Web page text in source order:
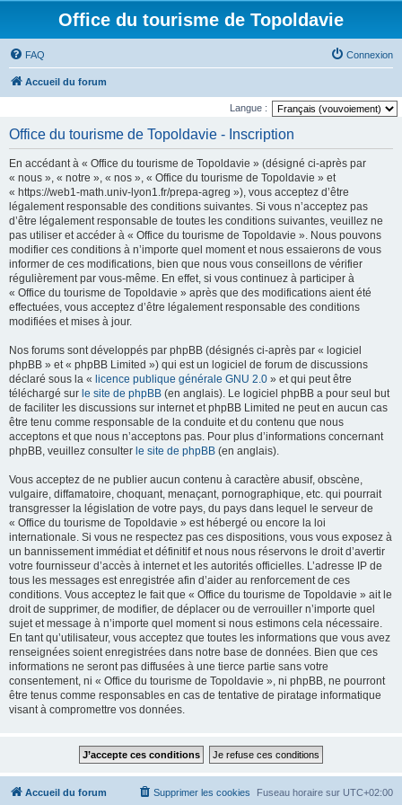
Office du tourisme de Topoldavie
FAQ Connexion
Accueil du forum
Langue :
Office du tourisme de Topoldavie - Inscription
En accédant à « Office du tourisme de Topoldavie » (désigné ci-après par
« nous », « notre », « nos », « Office du tourisme de Topoldavie » et
« https://web1-math.univ-lyon1.fr/prepa-agreg »), vous acceptez d’être
légalement responsable des conditions suivantes. Si vous n’acceptez pas
d’être légalement responsable de toutes les conditions suivantes, veuillez ne
pas utiliser et accéder à « Office du tourisme de Topoldavie ». Nous pouvons
modifier ces conditions à n’importe quel moment et nous essaierons de vous
informer de ces modifications, bien que nous vous conseillons de vérifier
régulièrement par vous-même. En effet, si vous continuez à participer à
« Office du tourisme de Topoldavie » après que des modifications aient été
effectuées, vous acceptez d’être légalement responsable des conditions
modifiées et mises à jour.
Nos forums sont développés par phpBB (désignés ci-après par « logiciel
phpBB » et « phpBB Limited ») qui est un logiciel de forum de discussions
déclaré sous la « licence publique générale GNU 2.0 » et qui peut être
téléchargé sur le site de phpBB (en anglais). Le logiciel phpBB a pour seul but
de faciliter les discussions sur internet et phpBB Limited ne peut en aucun cas
être tenu comme responsable de la conduite et du contenu que nous
acceptons et que nous n’acceptons pas. Pour plus d’informations concernant
phpBB, veuillez consulter le site de phpBB (en anglais).
Vous acceptez de ne publier aucun contenu à caractère abusif, obscène,
vulgaire, diffamatoire, choquant, menaçant, pornographique, etc. qui pourrait
transgresser la législation de votre pays, du pays dans lequel le serveur de
« Office du tourisme de Topoldavie » est hébergé ou encore la loi
internationale. Si vous ne respectez pas ces dispositions, vous vous exposez à
un bannissement immédiat et définitif et nous nous réservons le droit d’avertir
votre fournisseur d’accès à internet et les autorités officielles. L’adresse IP de
tous les messages est enregistrée afin d’aider au renforcement de ces
conditions. Vous acceptez le fait que « Office du tourisme de Topoldavie » ait le
droit de supprimer, de modifier, de déplacer ou de verrouiller n’importe quel
sujet et message à n’importe quel moment si nous estimons cela nécessaire.
En tant qu’utilisateur, vous acceptez que toutes les informations que vous avez
renseignées soient enregistrées dans notre base de données. Bien que ces
informations ne seront pas diffusées à une tierce partie sans votre
consentement, ni « Office du tourisme de Topoldavie », ni phpBB, ne pourront
être tenus comme responsables en cas de tentative de piratage informatique
visant à compromettre vos données.
Accueil du forum Fuseau horaire sur UTC+02:00
Supprimer les cookies